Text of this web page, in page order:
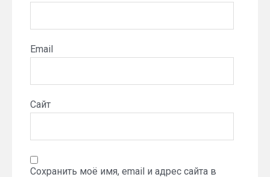
Email
Сайт
Сохранить моё имя, email и адрес сайта в